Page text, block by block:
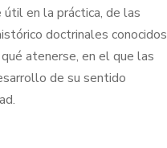
útil en la práctica, de las
doctrinales conocidos
atenerse, en el que las
de su sentido